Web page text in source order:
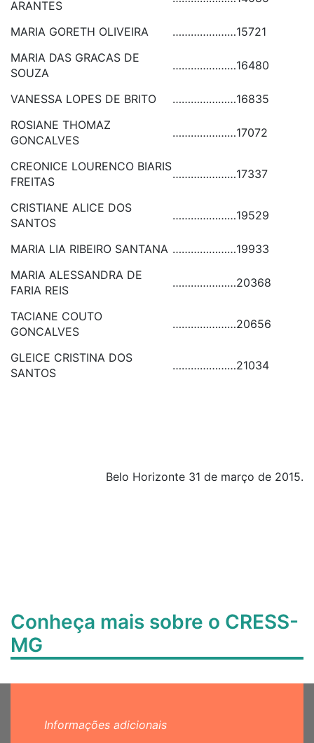
ARANTES
MARIA GORETH OLIVEIRA …………………15721
MARIA DAS GRACAS DE
SOUZA
…………………16480
VANESSA LOPES DE BRITO …………………16835
ROSIANE THOMAZ
GONCALVES
…………………17072
CREONICE LOURENCO BIARIS
FREITAS
…………………17337
CRISTIANE ALICE DOS
SANTOS
…………………19529
MARIA LIA RIBEIRO SANTANA …………………19933
MARIA ALESSANDRA DE
FARIA REIS
…………………20368
TACIANE COUTO
GONCALVES
…………………20656
GLEICE CRISTINA DOS
SANTOS
…………………21034
Belo Horizonte 31 de março de 2015.
Conheça mais sobre o CRESS-
MG
Informações adicionais